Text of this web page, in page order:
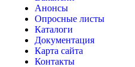
Анонсы
Опросные листы
Каталоги
Документация
Карта сайта
Контакты